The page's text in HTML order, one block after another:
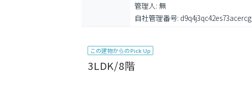
管理人: 無
自社管理番号: d9q4j3qc42es73acercg
この建物からのPick Up
3LDK/8階